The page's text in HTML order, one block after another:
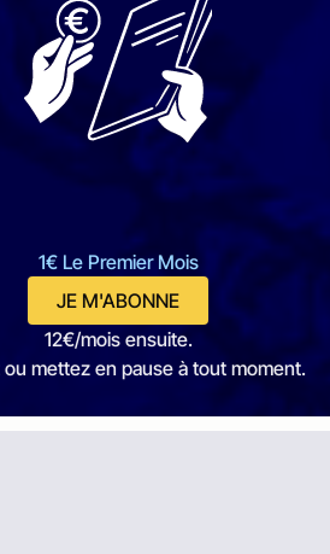
1€ Le Premier Mois
JE M'ABONNE
12€/mois ensuite.
mettez en pause à tout moment.